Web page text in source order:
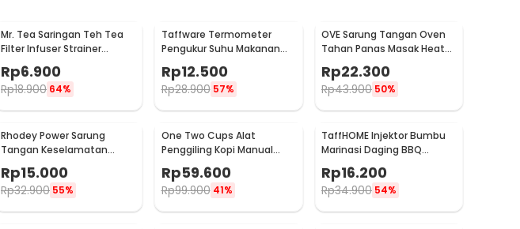
Mr. Tea Saringan Teh Tea
Filter Infuser Strainer
Chilling Man Silicon - MR03
Rp6.900
Rp18.900 64%
Taffware Termometer
Pengukur Suhu Makanan
TP101
Rp12.500
Rp28.900 57%
OVE Sarung Tangan Oven
Tahan Panas Masak Heat
Resistant Gloves - 540F
Rp22.300
Rp43.900 50%
Rhodey Power Sarung
Tangan Keselamatan
EN388
Rp15.000
Rp32.900 55%
One Two Cups Alat
Penggiling Kopi Manual
Coffee Grinder Portable -
WFCG9800
Rp59.600
Rp99.900 41%
TaffHOME Injektor Bumbu
Marinasi Daging BBQ
Seasoning Injector - HC117
Rp16.200
Rp34.900 54%